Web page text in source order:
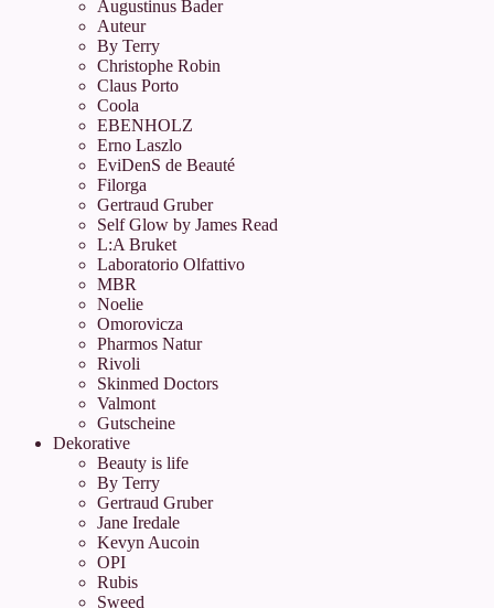
Augustinus Bader
Auteur
By Terry
Christophe Robin
Claus Porto
Coola
EBENHOLZ
Erno Laszlo
EviDenS de Beauté
Filorga
Gertraud Gruber
Self Glow by James Read
L:A Bruket
Laboratorio Olfattivo
MBR
Noelie
Omorovicza
Pharmos Natur
Rivoli
Skinmed Doctors
Valmont
Gutscheine
Dekorative
Beauty is life
By Terry
Gertraud Gruber
Jane Iredale
Kevyn Aucoin
OPI
Rubis
Sweed